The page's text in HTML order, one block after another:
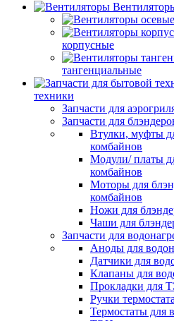
корпусные
тангенциальные
техники
Запчасти для
Запчасти для
Втулки, муфты
комбайнов
Модули/ платы
комбайнов
Моторы для
комбайнов
Ножи для
Чаши для
Запчасти для
Аноды для
Датчики для
Клапаны для
Прокладки для
Ручки
Термостаты для